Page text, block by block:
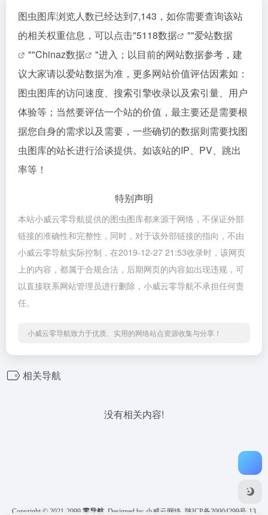
图虫图库浏览人数已经达到7,143，如你需要查询该站
的相关权重信息，可以点击"5118数据 ""爱站数据
""Chinaz数据
"进入；以目前的网站数据参考，建
议大家请以爱站数据为准，更多网站价值评估因素如：
图虫图库的访问速度、搜索引擎收录以及索引量、用户
体验等；当然要评估一个站的价值，最主要还是需要根
据您自身的需求以及需要，一些确切的数据则需要找图
虫图库的站长进行洽谈提供。如该站的IP、PV、跳出
率等！
特别声明
本站小威云零导航提供的图虫图库都来源于网络，不保证外部
链接的准确性和完整性，同时，对于该外部链接的指向，不由
小威云零导航实际控制，在2019-12-27 21:53收录时，该网页
上的内容，都属于合规合法，后期网页的内容如出现违规，可
以直接联系网站管理员进行删除，小威云零导航不承担任何责
任。
小威云零导航致力于优质、实用的网络站点资源收集与分享！
相关导航
没有相关内容!
Copyright © 2021-2099 零导航 Designed by 小威云网络 陕ICP备20004299号-13